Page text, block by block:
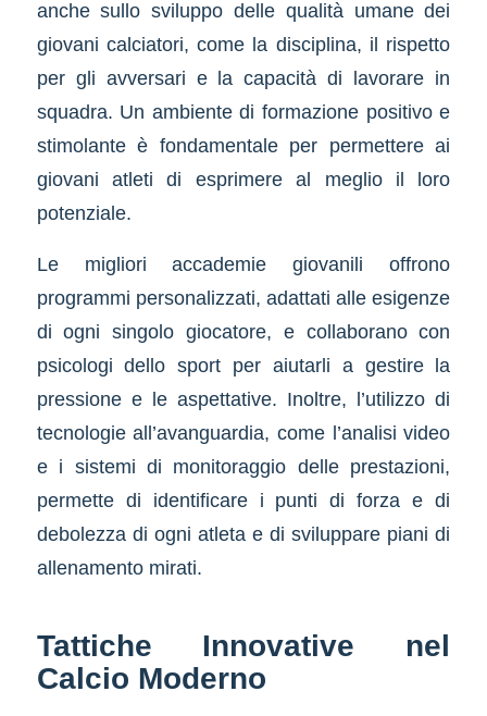
anche sullo sviluppo delle qualità umane dei
giovani calciatori, come la disciplina, il rispetto
per gli avversari e la capacità di lavorare in
squadra. Un ambiente di formazione positivo e
stimolante è fondamentale per permettere ai
giovani atleti di esprimere al meglio il loro
potenziale.
Le migliori accademie giovanili offrono
programmi personalizzati, adattati alle esigenze
di ogni singolo giocatore, e collaborano con
psicologi dello sport per aiutarli a gestire la
pressione e le aspettative. Inoltre, l’utilizzo di
tecnologie all’avanguardia, come l’analisi video
e i sistemi di monitoraggio delle prestazioni,
permette di identificare i punti di forza e di
debolezza di ogni atleta e di sviluppare piani di
allenamento mirati.
Tattiche Innovative nel
Calcio Moderno